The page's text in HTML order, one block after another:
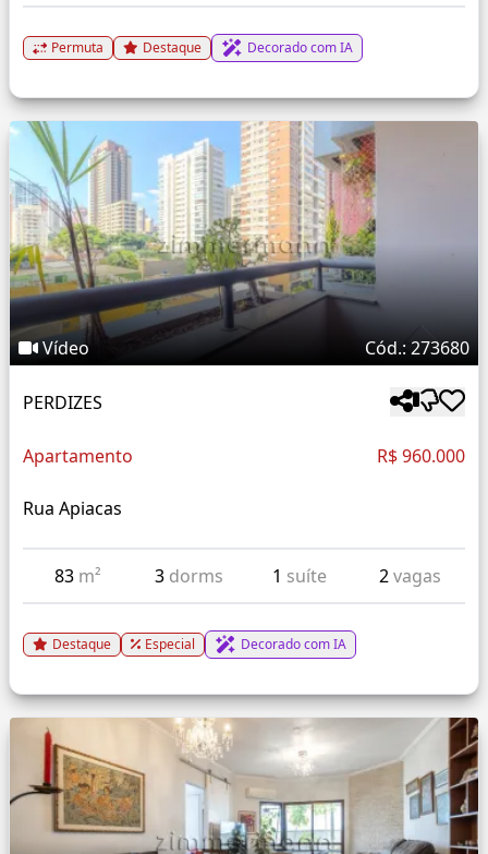
Permuta Destaque Decorado com IA
Vídeo Cód.: 273680
PERDIZES
Apartamento R$ 960.000
Rua Apiacas
83 m² 3 dorms 1 suíte 2vagas
Destaque Especial Decorado com IA